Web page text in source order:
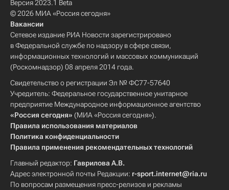
Версия 2023.1 Beta
© 2026 МИА «Россия сегодня»
Вакансии
Сетевое издание РИА Новости зарегистрировано
в Федеральной службе по надзору в сфере связи,
информационных технологий и массовых коммуникаций
(Роскомнадзор) 08 апреля 2014 года.
Свидетельство о регистрации Эл № ФС77-57640
Учредитель: Федеральное государственное унитарное
предприятие Международное информационное агентство
«Россия сегодня» (МИА «Россия сегодня»).
Правила использования материалов
Политика конфиденциальности
Правила применения рекомендательных технологий
Главный редактор: Гаврилова А.В.
Адрес электронной почты Редакции: r-sport.internet@ria.ru
По вопросам размещения пресс-релизов и рекламы